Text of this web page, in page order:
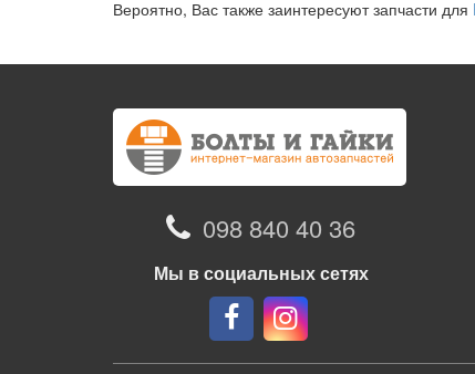
Вероятно, Вас также заинтересуют запчасти для
098 840 40 36
Мы в социальных сетях